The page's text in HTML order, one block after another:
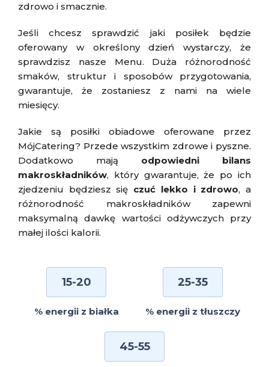
zdrowo i smacznie.
Jeśli chcesz sprawdzić jaki posiłek będzie
oferowany w określony dzień wystarczy, że
sprawdzisz nasze Menu. Duża różnorodność
smaków, struktur i sposobów przygotowania,
gwarantuje, że zostaniesz z nami na wiele
miesięcy.
Jakie są posiłki obiadowe oferowane przez
MójCatering? Przede wszystkim zdrowe i pyszne.
Dodatkowo mają odpowiedni bilans
makroskładników, który gwarantuje, że po ich
zjedzeniu będziesz się czuć lekko i zdrowo, a
różnorodność makroskładników zapewni
maksymalną dawkę wartości odżywczych przy
małej ilości kalorii.
15-20
% energii z białka
25-35
% energii z tłuszczy
45-55